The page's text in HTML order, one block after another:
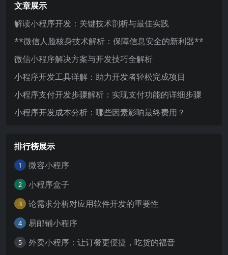
文章展示
解读小程序开发：关键技术剖析与最佳实践
**微信人脸核身技术解析：保障信息安全的新利器**
微信小程序解决方案与开发技巧全解析
小程序开发工具详解：助力开发者轻松完成项目
小程序支付开发步骤解析：实现支付功能的详细步骤
小程序开发成本分析：哪些因素影响最终费用？
排行榜展示
1 微容小程序
2 小程序盒子
3 论需求分析对应用软件开发的重要性
4 易邮铺小程序
5 外卖小程序：让订餐更便捷，吃货的福音